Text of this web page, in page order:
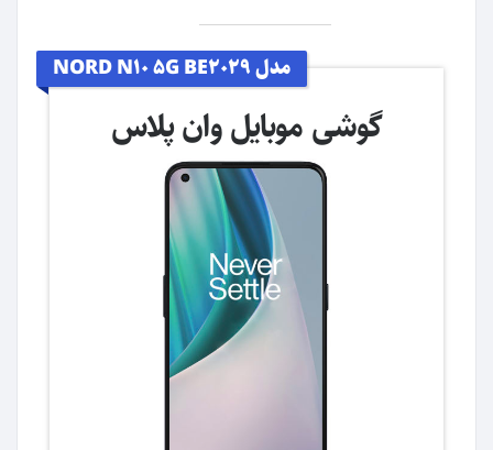
مدل NORD N10 5G BE2029
گوشی موبایل وان پلاس